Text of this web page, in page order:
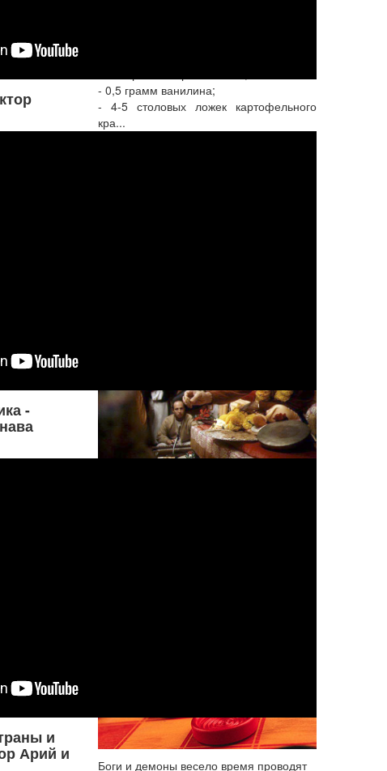
-
и
Арий и
- 0,5 грамм ванилина;
- 4-5 столовых ложек картофельного
кра...
Боги и демоны весело время проводят